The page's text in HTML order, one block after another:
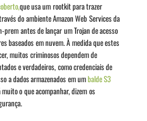
que usa um rootkit para trazer
do ambiente Amazon Web Services da
antes de lançar um Trojan de acesso
baseados em nuvem. À medida que estes
muitos criminosos dependem de
e verdadeiros, como credenciais de
a dados armazenados em umbalde S3
muito o que acompanhar, dizem os